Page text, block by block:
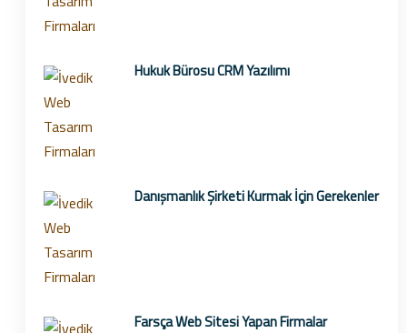
Hukuk Bürosu CRM Yazılımı
Danışmanlık Şirketi Kurmak İçin Gerekenler
Farsça Web Sitesi Yapan Firmalar